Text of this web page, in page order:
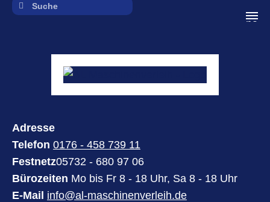
Adresse
Telefon 0176 - 458 739 11
Festnetz05732 - 680 97 06
Bürozeiten Mo bis Fr 8 - 18 Uhr, Sa 8 - 18 Uhr
E-Mail info@al-maschinenverleih.de